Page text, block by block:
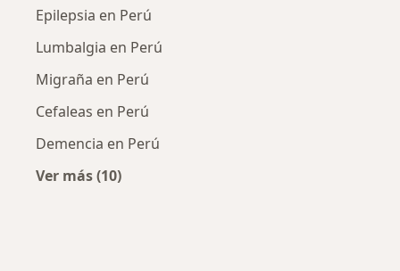
Epilepsia en Perú
Lumbalgia en Perú
Migraña en Perú
Cefaleas en Perú
Demencia en Perú
Ver más (10)